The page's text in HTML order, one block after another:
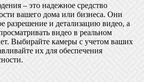
– это надежное средство
вашего дома или бизнеса. Они
разрешение и детализацию видео, а
видео в реальном
Выбирайте камеры с учетом ваших
их для обеспечения